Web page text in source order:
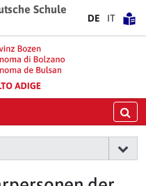
Schule
DE IT